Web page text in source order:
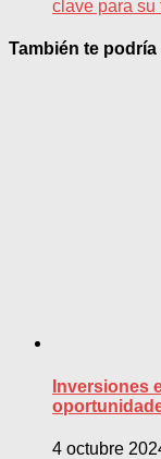
clave para su
También te podría
Inversiones
4 octubre